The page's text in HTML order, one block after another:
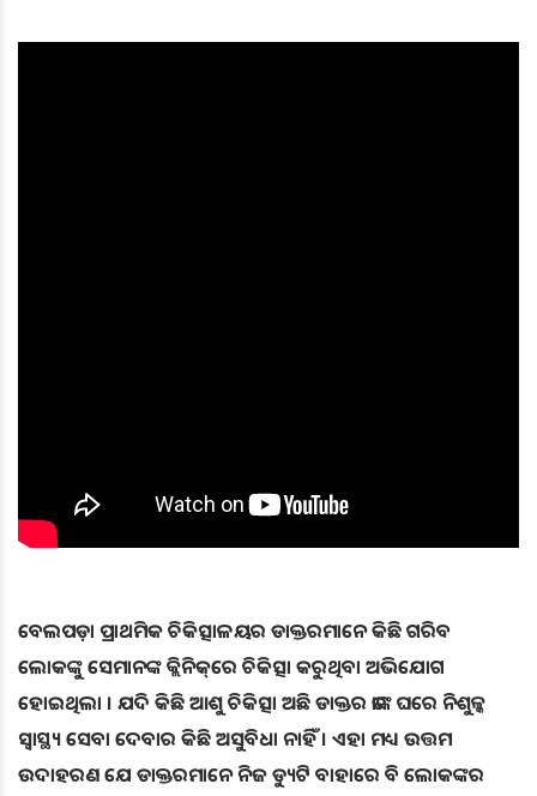
ବେଲପଡ଼ା ପ୍ରାଥମିକ ଚିକିତ୍ସାଳୟର ଡାକ୍ତରମାନେ କିଛି ଗରିବ
ଲୋକଙ୍କୁ ସେମାନଙ୍କ କ୍ଲିନିକ୍‌ରେ ଚିକିତ୍ସା କରୁଥିବା ଅଭିଯୋଗ
ହୋଇଥିଲା । ଯଦି କିଛି ଆଶୁ ଚିକିତ୍ସା ଅଛି ଡାକ୍ତର ତାଙ୍କ ଘରେ ନିଶୁଳ୍କ
ସ୍ବାସ୍ଥ୍ୟ ସେବା ଦେବାର କିଛି ଅସୁବିଧା ନାହିଁ । ଏହା ମଧ୍ୟ ଉତ୍ତମ
ଉଦାହରଣ ଯେ ଡାକ୍ତରମାନେ ନିଜ ଡ୍ୟୁଟି ବାହାରେ ବି ଲୋକଙ୍କର